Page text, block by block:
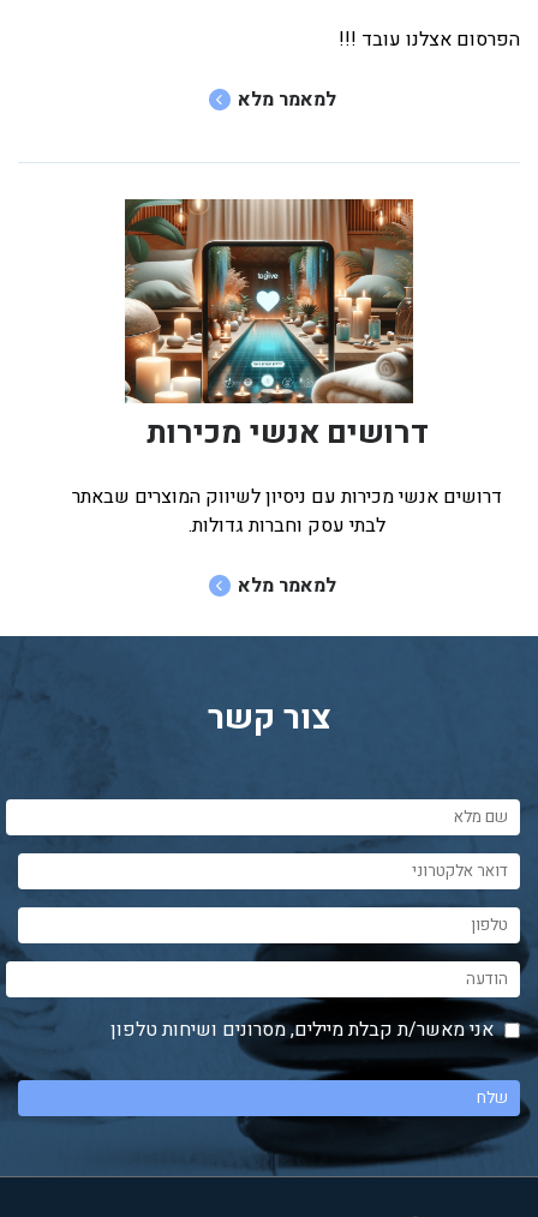
הפרסום אצלנו עובד !!!
למאמר מלא
דרושים אנשי מכירות
דרושים אנשי מכירות עם ניסיון לשיווק המוצרים שבאתר
לבתי עסק וחברות גדולות.
למאמר מלא
צור קשר
אני מאשר/ת קבלת מיילים, מסרונים ושיחות טלפון